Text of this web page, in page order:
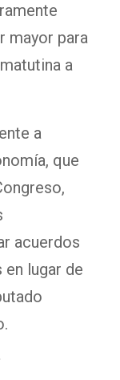
mayor para
a
a
que
acuerdos
lugar de